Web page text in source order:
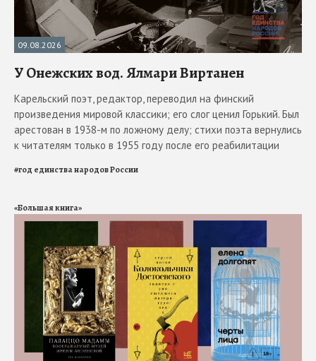
09.08.2026
У Онежских вод. Ялмари Виртанен
Карельский поэт, редактор, переводил на финский
произведения мировой классики; его слог ценил Горький. Был
арестован в 1938-м по ложному делу; стихи поэта вернулись
к читателям только в 1955 году после его реабилитации
#год единства народов России
«Большая книга»